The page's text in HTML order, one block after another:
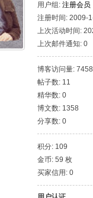
用户组: 注册会员
注册时间: 2009-
上次活动时间:
上次邮件通知: 0
博客访问量:
帖子数: 11
精华数: 0
博文数: 1358
分享数: 0
积分: 109
金币: 59 枚
买家信用: 0